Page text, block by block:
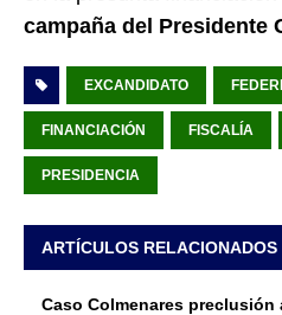
campaña del Presidente
EXCANDIDATO
FINANCIACIÓN FISCALÍA
PRESIDENCIA
ARTÍCULOS RELACIONADOS
Caso Colmenares